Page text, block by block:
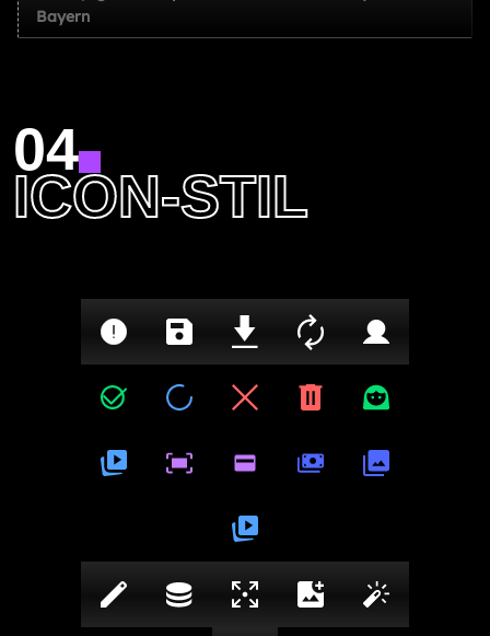
Bayern
04
ICON-STIL